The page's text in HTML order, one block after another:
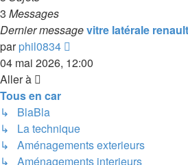
3 Messages
Dernier messagevitre latérale
parphil0834
le
04 mai 2026, 12:00
Aller à
Tous en car
↳ BlaBla
↳ La technique
↳ Aménagements exterieurs
↳ Aménagements interieurs